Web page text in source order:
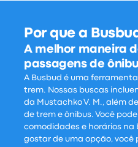
Por que a
A melhor maneira
passagens de
A Busbud é uma
trem. Nossas buscas
da Mustachko V. M., além
de trem e ônibus. Você
comodidades e horários na
gostar de uma opção, você